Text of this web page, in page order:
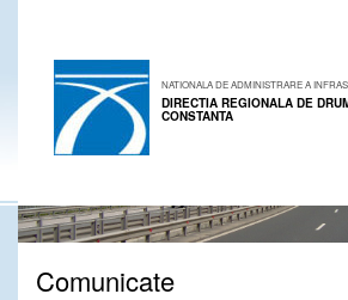
NATIONALA DE ADMINISTRARE A
DIRECTIA REGIONALA DE
CONSTANTA
Comunicate